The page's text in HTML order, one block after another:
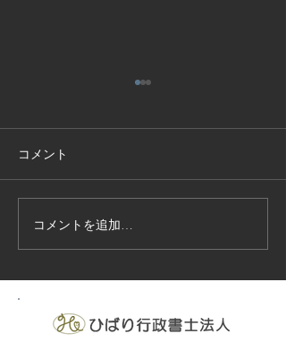
会員各位 今月の労務管理情
報は下記の通りです。 ご参
考下さい。 1、組合ニュー
ス 労務管理情報 令和7年2
コメント
コメントを追加…